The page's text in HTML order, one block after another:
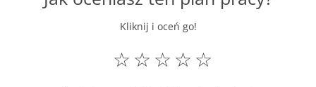
Kliknij i oceń go!
☆
☆
☆
☆
☆